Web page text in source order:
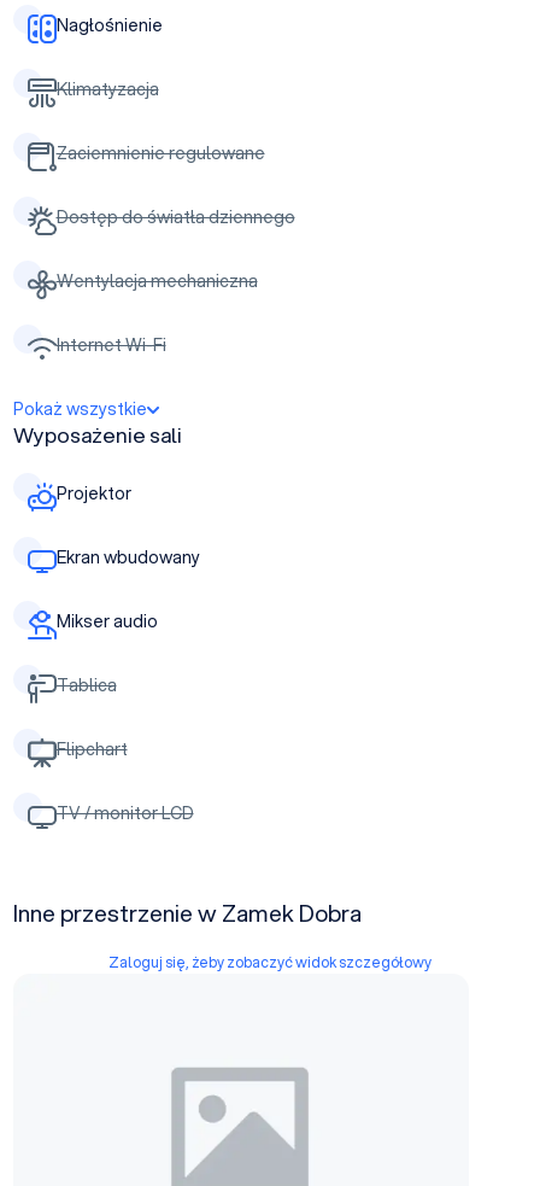
Nagłośnienie
Klimatyzacja
Zaciemnienie regulowane
Dostęp do światła dziennego
Wentylacja mechaniczna
Internet Wi-Fi
Pokaż wszystkie
Wyposażenie sali
Projektor
Ekran wbudowany
Mikser audio
Tablica
Flipchart
TV / monitor LCD
Inne przestrzenie w Zamek Dobra
Zaloguj się, żeby zobaczyć widok szczegółowy